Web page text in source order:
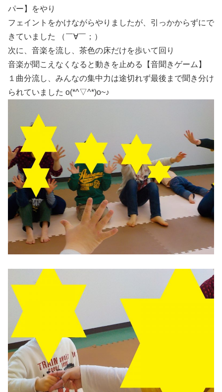
パー】をやり
フェイントをかけながらやりましたが、引っかからずにで
きていました （￣∀￣；）
次に、音楽を流し、茶色の床だけを歩いて回り
音楽が聞こえなくなると動きを止める【音聞きゲーム】
１曲分流し、みんなの集中力は途切れず最後まで聞き分け
られていました o(*^▽^*)o~♪